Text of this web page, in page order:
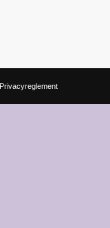
Privacyreglement